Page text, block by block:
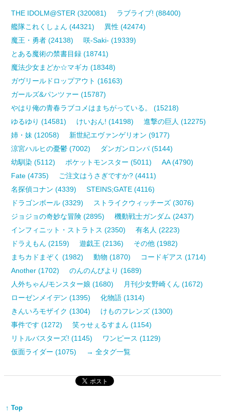
THE IDOLM@STER (320081)
ラブライブ! (88400)
艦隊これくしょん (44321)
異性 (42474)
魔王・勇者 (24138)
咲-Saki- (19339)
とある魔術の禁書目録 (18741)
魔法少女まどか☆マギカ (18348)
ガヴリールドロップアウト (16163)
ガールズ&パンツァー (15787)
やはり俺の青春ラブコメはまちがっている。 (15218)
ゆるゆり (14581)
けいおん! (14198)
進撃の巨人 (12275)
姉・妹 (12058)
新世紀エヴァンゲリオン (9177)
涼宮ハルヒの憂鬱 (7002)
ダンガンロンパ (5144)
幼馴染 (5112)
ポケットモンスター (5011)
AA (4790)
Fate (4735)
ご注文はうさぎですか? (4411)
名探偵コナン (4339)
STEINS;GATE (4116)
ドラゴンボール (3329)
ストライクウィッチーズ (3076)
ジョジョの奇妙な冒険 (2895)
機動戦士ガンダム (2437)
インフィニット・ストラトス (2350)
有名人 (2223)
ドラえもん (2159)
遊戯王 (2136)
その他 (1982)
まちカドまぞく (1982)
動物 (1870)
コードギアス (1714)
Another (1702)
のんのんびより (1689)
人外ちゃん/モンスター娘 (1680)
月刊少女野崎くん (1672)
ローゼンメイデン (1395)
化物語 (1314)
きんいろモザイク (1304)
けものフレンズ (1300)
事件です (1272)
笑ゥせぇるすまん (1154)
リトルバスターズ! (1145)
ワンピース (1129)
仮面ライダー (1075)
→ 全タグ一覧
↑ Top